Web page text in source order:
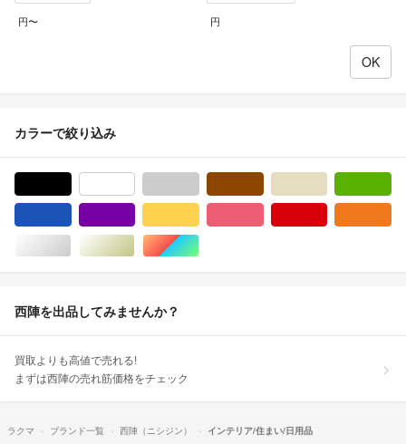
円〜 円
カラーで絞り込み
シルバー/銀色系ゴールド/金色系マルチカラー
西陣を出品してみませんか？
買取よりも高値で売れる!
まずは西陣の売れ筋価格をチェック
ラクマ ブランド一覧 西陣（ニシジン）
インテリア/住まい/日用品